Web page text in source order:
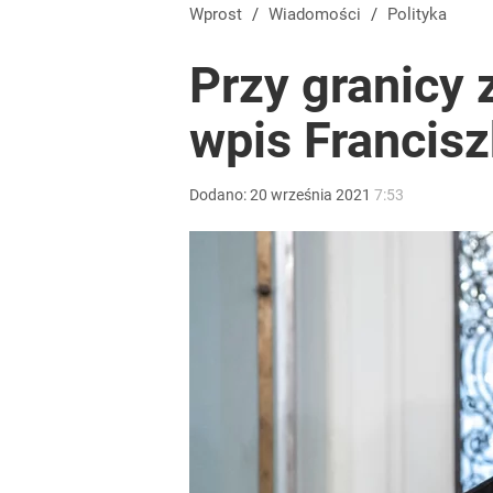
Zaginęły 3 siostry. Najmłodsza ma 14 lat
Zmiana przed wyborami w Krakowie. Kandydatka
Farmacja: wzrost pod presją. co czeka branżę do
Wprost / Wiadomości / Polityka
Przy granicy
wpis
Dodano:20 września 2021 7:53